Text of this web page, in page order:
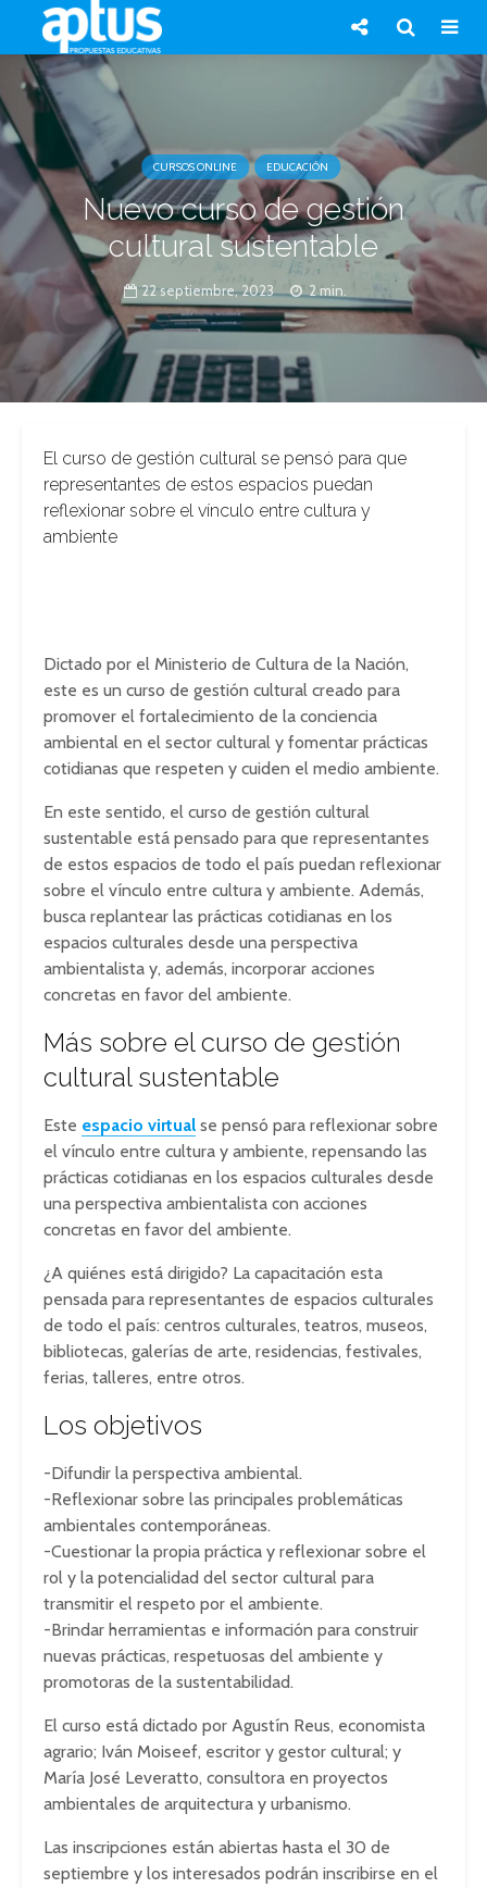
CURSOS ONLINE EDUCACIÓN
Nuevo curso de gestión
cultural sustentable
22 septiembre, 2023 2 min.
El curso de gestión cultural se pensó para que
representantes de estos espacios puedan
reflexionar sobre el vínculo entre cultura y
ambiente
Dictado por el Ministerio de Cultura de la Nación,
este es un curso de gestión cultural creado para
promover el fortalecimiento de la conciencia
ambiental en el sector cultural y fomentar prácticas
cotidianas que respeten y cuiden el medio ambiente.
En este sentido, el curso de gestión cultural
sustentable está pensado para que representantes
de estos espacios de todo el país puedan reflexionar
sobre el vínculo entre cultura y ambiente. Además,
busca replantear las prácticas cotidianas en los
espacios culturales desde una perspectiva
ambientalista y, además, incorporar acciones
concretas en favor del ambiente.
Más sobre el curso de gestión
cultural sustentable
Este espacio virtual se pensó para reflexionar sobre
el vínculo entre cultura y ambiente, repensando las
prácticas cotidianas en los espacios culturales desde
una perspectiva ambientalista con acciones
concretas en favor del ambiente.
¿A quiénes está dirigido? La capacitación esta
pensada para representantes de espacios culturales
de todo el país: centros culturales, teatros, museos,
bibliotecas, galerías de arte, residencias, festivales,
ferias, talleres, entre otros.
Los objetivos
-Difundir la perspectiva ambiental.
-Reflexionar sobre las principales problemáticas
ambientales contemporáneas.
-Cuestionar la propia práctica y reflexionar sobre el
rol y la potencialidad del sector cultural para
transmitir el respeto por el ambiente.
-Brindar herramientas e información para construir
nuevas prácticas, respetuosas del ambiente y
promotoras de la sustentabilidad.
El curso está dictado por Agustín Reus, economista
agrario; Iván Moiseef, escritor y gestor cultural; y
María José Leveratto, consultora en proyectos
ambientales de arquitectura y urbanismo.
Las inscripciones están abiertas hasta el 30 de
septiembre y los interesados podrán inscribirse en el